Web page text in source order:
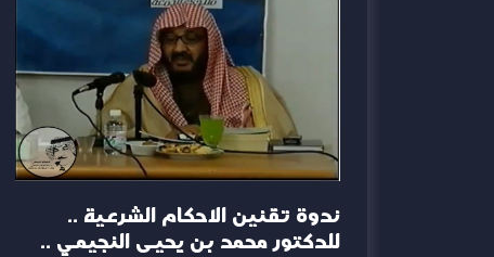
ندوة تقنين الاحكام الشرعية ..
للدكتور محمد بن يحيى النجيمي ..